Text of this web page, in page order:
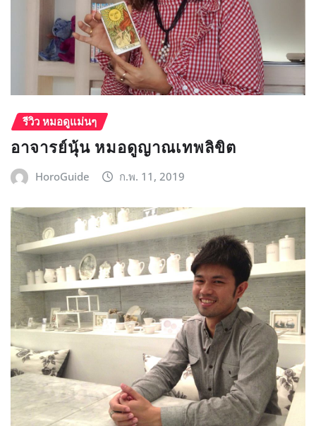
รีวิว หมอดูแม่นๆ
อาจารย์นุ้น หมอดูญาณเทพลิขิต
HoroGuide ก.พ. 11, 2019